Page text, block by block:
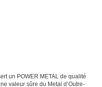
un POWER METAL de qualité
valeur sûre du Metal d’Outre-